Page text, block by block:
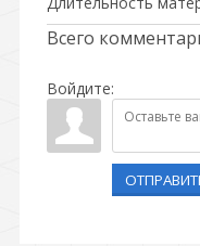
Всего
Войдите: